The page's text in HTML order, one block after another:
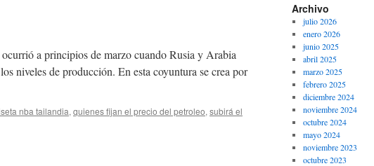
a principios de marzo cuando Rusia y Arabia
niveles de producción. En esta coyuntura se crea por
nba tailandia, quienes fijan el precio del petroleo, subirá el
Archivo
julio 2026
enero 2026
junio 2025
abril 2025
marzo 2025
febrero 2025
diciembre 2024
noviembre 2024
octubre 2024
mayo 2024
noviembre 2023
octubre 2023